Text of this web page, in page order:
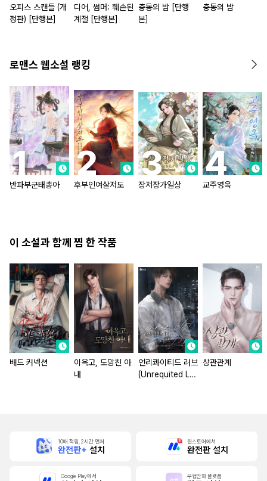
오피스 스캔들 (개
정판) [단행본]
디어, 썸머: 훼손된
계절 [단행본]
충동의 밤 [단행
본]
충동의 밤
로맨스 웹소설 랭킹
반파부군태총아 후부인여살저도 장저장가일상 교주영옥
이 소설과 함께 찜 한 작품
배드 커넥션
이윽고, 도망친 아
내
언리콰이티드 러브
(Unrequited Lo
상관관계
10배 적립, 2시간 먼저
완전판+ 설치
원스토어에서
완전판 설치
Google Play에서 무협만화 플랫폼